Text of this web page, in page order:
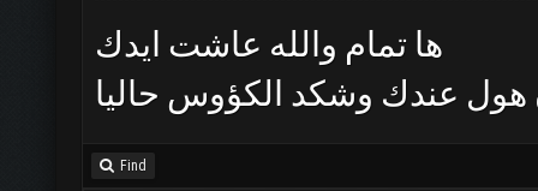
ها تمام والله عاشت ايدك
Find